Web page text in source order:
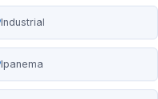
Industrial
Ipanema